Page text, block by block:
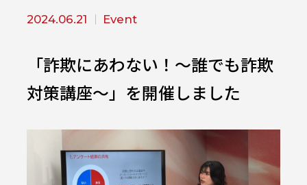
2024.06.21 Event
「詐欺にあわない！～誰でも詐欺
対策講座～」を開催しました